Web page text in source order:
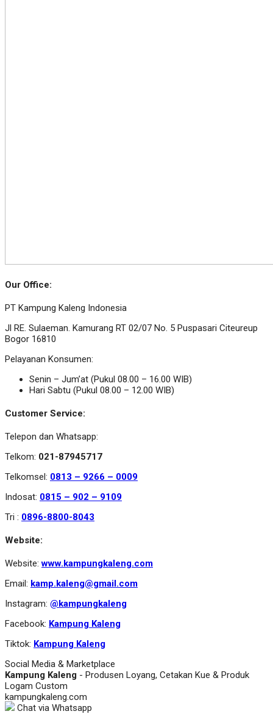
Our Office:
PT Kampung Kaleng Indonesia
Jl RE. Sulaeman. Kamurang RT 02/07 No. 5 Puspasari Citeureup
Bogor 16810
Pelayanan Konsumen:
Senin – Jum’at (Pukul 08.00 – 16.00 WIB)
Hari Sabtu (Pukul 08.00 – 12.00 WIB)
Customer Service:
Telepon dan Whatsapp:
Telkom: 021-87945717
Telkomsel: 0813 – 9266 – 0009
Indosat: 0815 – 902 – 9109
Tri : 0896-8800-8043
Website:
Website:www.kampungkaleng.com
Email: kamp.kaleng@gmail.com
Instagram: @kampungkaleng
Facebook: Kampung Kaleng
Tiktok: Kampung Kaleng
Social Media & Marketplace
Kampung Kaleng - Produsen Loyang, Cetakan Kue & Produk
Logam Custom
kampungkaleng.com
Chat via Whatsapp